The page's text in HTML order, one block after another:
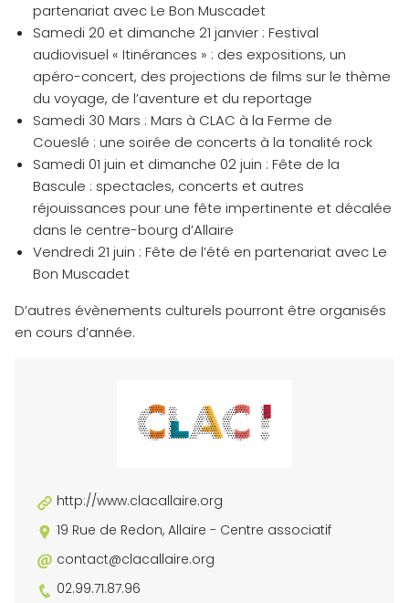
partenariat avec Le Bon Muscadet
Samedi 20 et dimanche 21 janvier : Festival
audiovisuel « Itinérances » : des expositions, un
apéro-concert, des projections de films sur le thème
du voyage, de l’aventure et du reportage
Samedi 30 Mars : Mars à CLAC à la Ferme de
Coueslé : une soirée de concerts à la tonalité rock
Samedi 01 juin et dimanche 02 juin : Fête de la
Bascule : spectacles, concerts et autres
réjouissances pour une fête impertinente et décalée
dans le centre-bourg d’Allaire
Vendredi 21 juin : Fête de l’été en partenariat avec Le
Bon Muscadet
D’autres évènements culturels pourront être organisés
en cours d’année.
http://www.clacallaire.org
19 Rue de Redon, Allaire - Centre associatif
contact@clacallaire.org
02.99.71.87.96